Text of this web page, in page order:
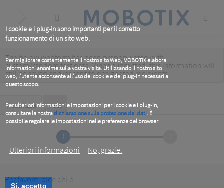
I cookie e i plug-in sono importanti per il corretto
funzionamento di un sito web.
Per migliorare costantemente il nostro sito Web, MOBOTIX elabora
informazioni anonime sulla vostra visita. Utilizzando il nostro sito
web, l'utente acconsente all'uso dei cookie e dei plug-in necessari a
questo scopo.
Per ulteriori informazioni e impostazioni per i cookie e i plug-in,
consultare la nostradichiarazione sulla protezione dei dati. È
possibile regolare le impostazioni nelle preferenze del browser.
Ulteriori informazioni
No, grazie.
Si, accetto
content
Warning
message
The below webform has been prepopulated with
custom/random test data. When submitted, this information will
still be savedand/orsent to designated recipients.
Primary
tabs
Visualizza Test(active
tab)
1
Per favore, dice chi è